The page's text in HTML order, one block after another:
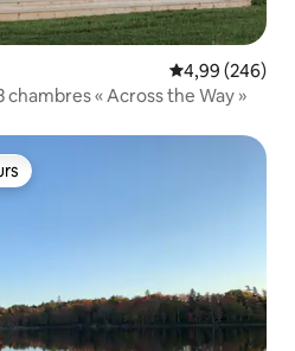
Note
4,99 (246)
chambres « Across the Way »
les plus aimés